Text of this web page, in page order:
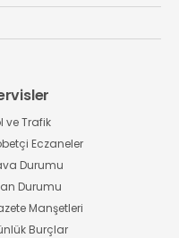
ve Trafik
Eczaneler
Durumu
Durumu
Manşetleri
Burçlar